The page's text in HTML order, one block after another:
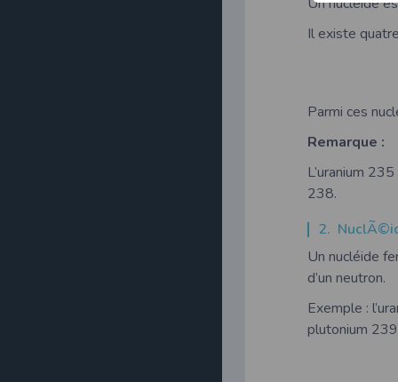
Il existe
Parmi ces
Remarque :
L’uranium
238.
2.
Un nucléide
d’un neutron.
Exemple :
plutonium